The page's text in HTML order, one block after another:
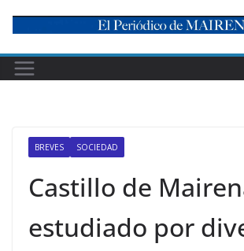
content
BREVES SOCIEDAD
Castillo de
estudiado por